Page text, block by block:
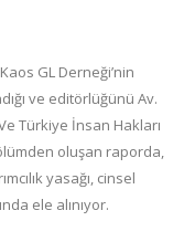
GL Derneği’nin
ve editörlüğünü Av.
Türkiye İnsan Hakları
oluşan raporda,
yasağı, cinsel
ele alınıyor.